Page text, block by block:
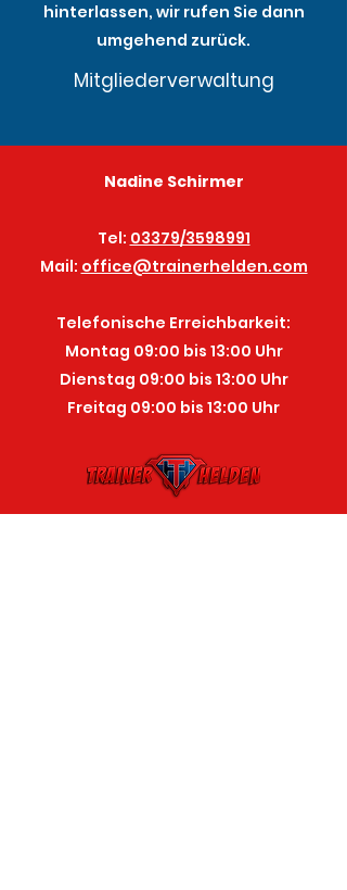
hinterlassen, wir rufen Sie dann
umgehend zurück.
Mitgliederverwaltung
Nadine Schirmer
Tel: 03379/3598991
Mail: office@trainerhelden.com
Telefonische Erreichbarkeit:
Montag 09:00 bis 13:00 Uhr
Dienstag 09:00 bis 13:00 Uhr
Freitag 09:00 bis 13:00 Uhr